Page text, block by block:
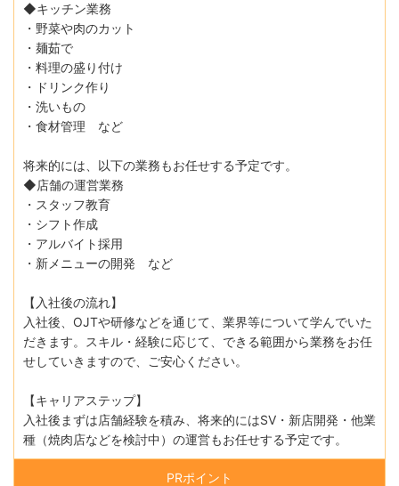
◆キッチン業務
・野菜や肉のカット
・麺茹で
・料理の盛り付け
・ドリンク作り
・洗いもの
・食材管理 など
将来的には、以下の業務もお任せする予定です。
◆店舗の運営業務
・スタッフ教育
・シフト作成
・アルバイト採用
・新メニューの開発 など
【入社後の流れ】
入社後、OJTや研修などを通じて、業界等について学んでいた
だきます。スキル・経験に応じて、できる範囲から業務をお任
せしていきますので、ご安心ください。
【キャリアステップ】
入社後まずは店舗経験を積み、将来的にはSV・新店開発・他業
種（焼肉店などを検討中）の運営もお任せする予定です。
PRポイント